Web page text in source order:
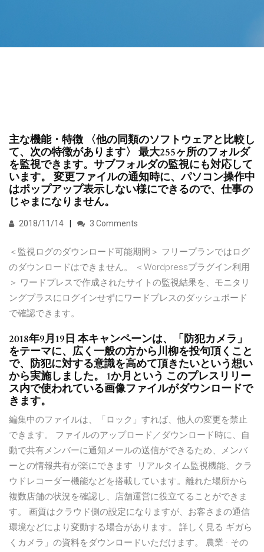
主な機能・特徴 〈他の同類のソフトウェアと比較し
て、次の特徴があります〉 最大255ヶ所のフォルダ
を監視できます。サブフォルダの監視にも対応して
います。 変更ファイルの通知時に、パソコン操作中
はポップアップ表示しない様にできるので、仕事の
じゃまになりません。
2018/11/14 3 Comments
＜監視ログのダウンロード可能期間＞ フリープランではログ
のダウンロードはできません。 ＜Wordpressプラグイン利用
＞ ワードプレスで作成されたサイトの監視結果を、モニタリ
ングプラスにログインせずにワードプレスのダッシュボード
で確認できます。
2018年9月19日 本キャンペーンは、「防犯カメラ」
をテーマに、広く一般の方から川柳を投句頂くこと
で、防犯に対する意識を高めて頂きたいという想い
から実施しました。 1か月という このプレスリリー
ス内で使われている画像ファイルがダウンロードで
きます。
編集中のファイルは、「ロック」すれば、他人の変更を禁止
できます。 ファイルのアップロード／ダウンロード時に、自
動で共有メンバーに通知メールの送信ができるため、メンバ
ーとの情報共有が楽にできます リアルタイム監視機能、クラ
ウドレコーダー機能などを搭載しています。離れた場所から
複数店舗の状況を確認し、店舗運営に役立てることができま
す。 画質はクラウド側の設定になりますが、お客さまの通信
環境などにより変動する場合があります。 詳しく見る ギガら
くカメラ」の資料をダウンロードいただけます。 農業 · その